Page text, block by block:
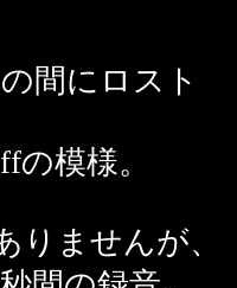
間にロスト
模様。
りませんが、